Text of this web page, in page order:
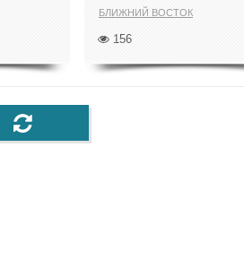
БЛИЖНИЙ ВОСТОК
156